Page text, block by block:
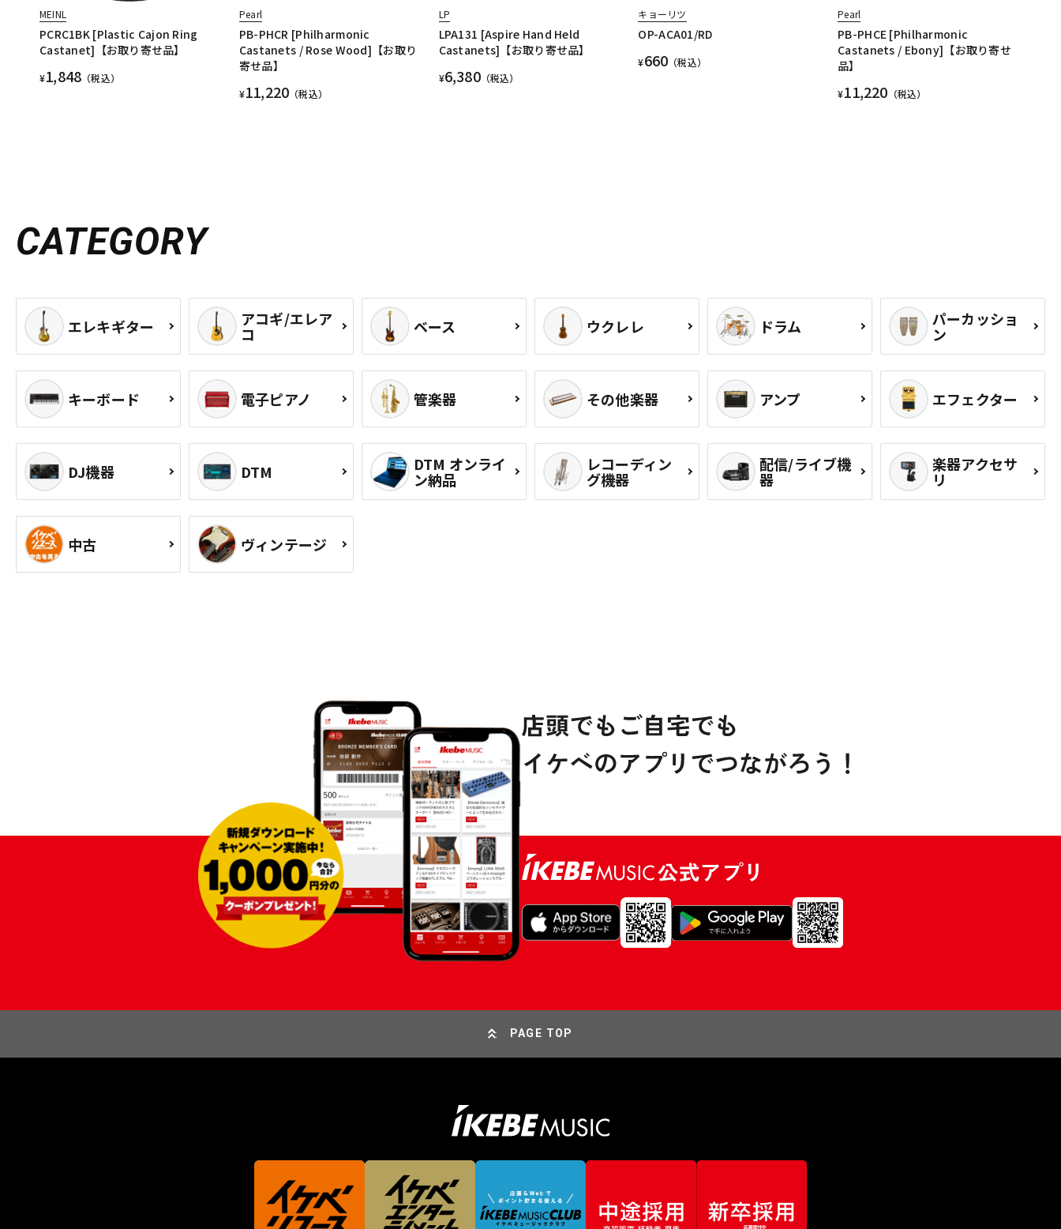
MEINL
PCRC1BK [Plastic Cajon Ring
Castanet]【お取り寄せ品】
¥1,848 （税込）
Pearl
PB-PHCR [Philharmonic
Castanets / Rose Wood]【お取り
寄せ品】
¥11,220 （税込）
LP
LPA131 [Aspire Hand Held
Castanets]【お取り寄せ品】
¥6,380（税込）
キョーリツ
OP-ACA01/RD
¥660 （税込）
Pearl
PB-PHCE [Philharmonic
Castanets / Ebony]【お取り寄せ
品】
¥11,220 （税込）
CATEGORY
エレキギター アコギ/エレア
コ ベース ウクレレ ドラム パーカッショ
ン
キーボード 電子ピアノ 管楽器 その他楽器 アンプ エフェクター
DJ機器 DTM DTM オンライ
ン納品
レコーディン
グ機器
配信/ライブ機
器
楽器アクセサ
リ
中古 ヴィンテージ
PAGE TOP